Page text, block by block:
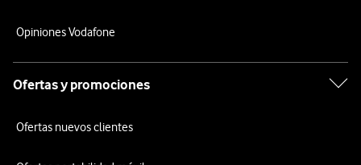
Opiniones Vodafone
Ofertas y promociones
Ofertas nuevos clientes